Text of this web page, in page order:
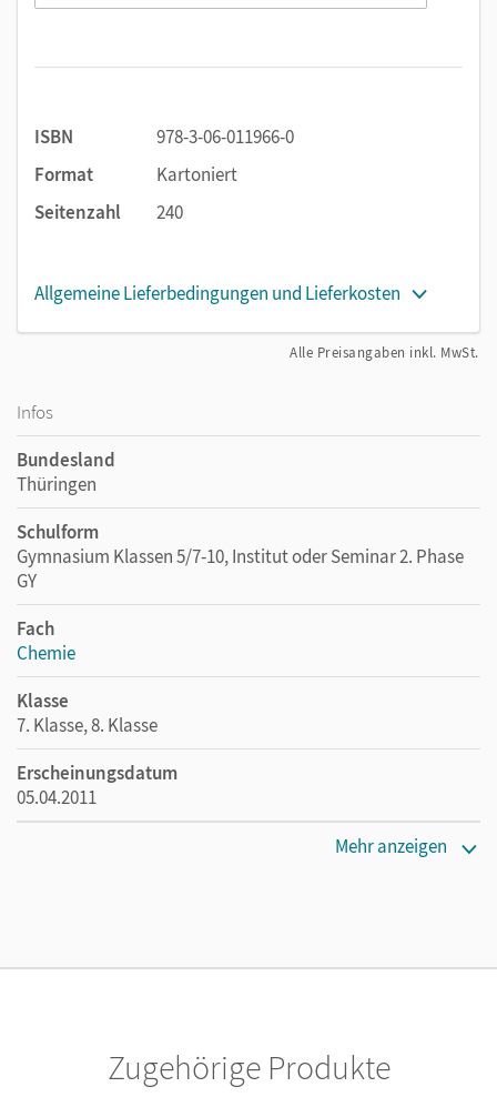
ISBN
978-3-06-011966-0
Format
Kartoniert
Seitenzahl
240
Allgemeine Lieferbedingungen und Lieferkosten
Alle Preisangaben inkl. MwSt.
Infos
Bundesland
Thüringen
Schulform
Gymnasium Klassen 5/7-10, Institut oder Seminar 2. Phase
GY
Fach
Chemie
Klasse
7. Klasse, 8. Klasse
Erscheinungsdatum
05.04.2011
Dietrich, Volkmar; Arnold, Karin; Arndt, Barbara; Lüttgens,
Mehr anzeigen
Zugehörige Produkte